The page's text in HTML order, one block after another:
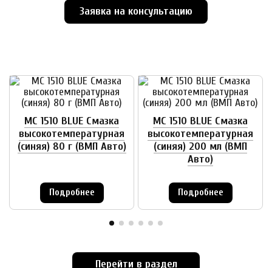
Заявка на консультацию
MC 1510 BLUE Смазка
высокотемпературная
(синяя) 80 г (ВМП Авто)
Подробнее
MC 1510 BLUE Смазка
высокотемпературная
(синяя) 200 мл (ВМП
Авто)
Подробнее
Перейти в раздел